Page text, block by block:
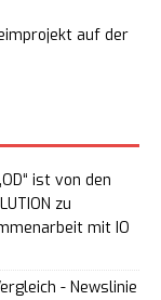
auf der
ist von den
zu
mit IO
- Newslinie